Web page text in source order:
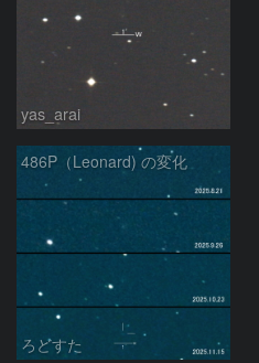
yas_arai
486P（Leonard) の変化
ろどすた